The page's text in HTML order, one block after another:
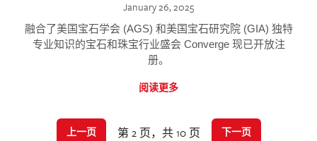
January 26, 2025
融合了美国宝石学会 (AGS) 和美国宝石研究院 (GIA) 独特
专业知识的宝石和珠宝行业盛会 Converge 现已开放注
册。
阅读更多
上一页 第 2 页，共 10 页 下一页